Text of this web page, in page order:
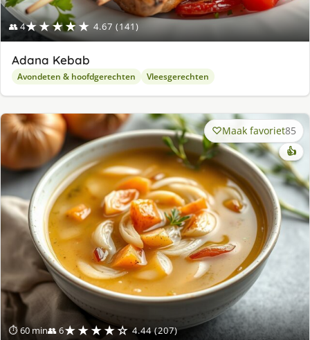
👥 4★★★★★ 4.67 (141)
Adana Kebab
Avondeten & hoofdgerechten Vleesgerechten
⏱ 60 min👥 6★★★★☆ 4.44 (207)
Maak favoriet85
👍